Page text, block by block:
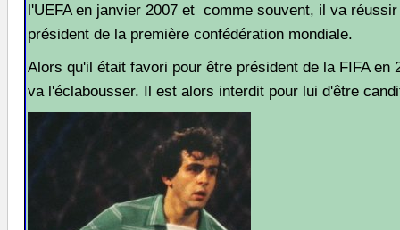
l'UEFA en janvier 2007 et comme souvent, il va
président de la première confédération mondiale.
Alors qu'il était favori pour être président de la FIFA en
va l'éclabousser. Il est alors interdit pour lui d'être